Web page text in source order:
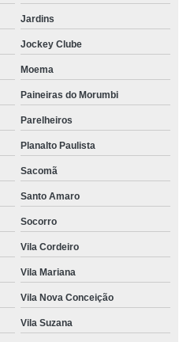
Jardins
Jockey Clube
Moema
Paineiras do Morumbi
Parelheiros
Planalto Paulista
Sacomã
Santo Amaro
Socorro
Vila Cordeiro
Vila Mariana
Vila Nova Conceição
Vila Suzana